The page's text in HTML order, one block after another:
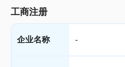
工商注册
企业名称 -